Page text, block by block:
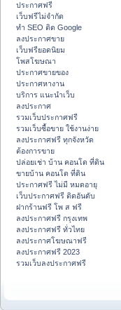
ประกาศฟรี
เว็บฟรีไม่จำกัด
ทำ SEO ติด Google
ลงประกาศขาย
เว็บฟรียอดนิยม
โพสโฆษณา
ประกาศขายของ
ประกาศหางาน
บริการ แนะนำเว็บ
ลงประกาศ
รวมเว็บประกาศฟรี
รวมเว็บซื้อขาย ใช้งานง่าย
ลงประกาศฟรี ทุกจังหวัด
ต้องการขาย
ปล่อยเช่า บ้าน คอนโด ที่ดิน
ขายบ้าน คอนโด ที่ดิน
ประกาศฟรี ไม่มี หมดอายุ
เว็บประกาศฟรี ติดอันดับ
ฝากร้านฟรี โพ ส ฟรี
ลงประกาศฟรี กรุงเทพ
ลงประกาศฟรี ทั่วไทย
ลงประกาศโฆษณาฟรี
ลงประกาศฟรี 2023
รวมเว็บลงประกาศฟรี